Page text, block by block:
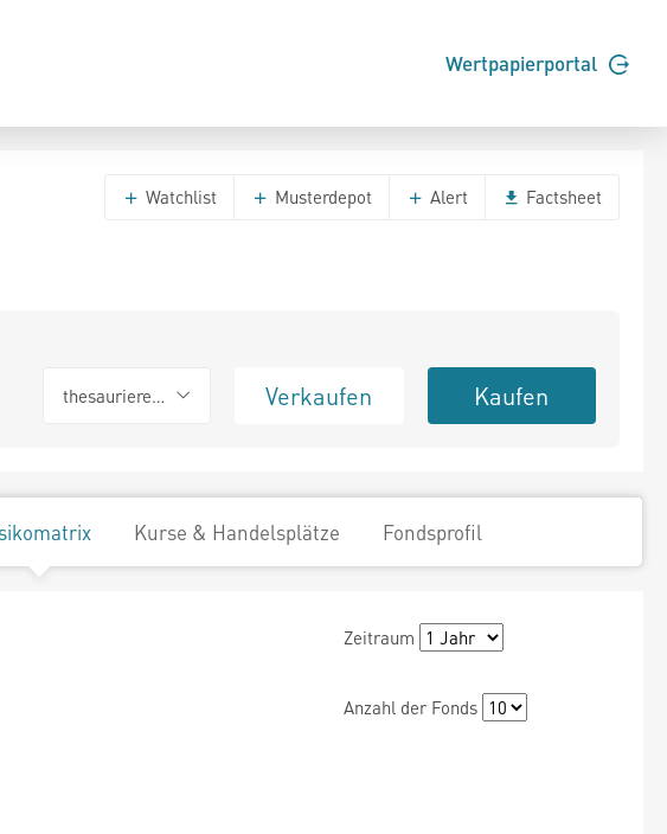
Wertpapierportal
Watchlist Musterdepot Alert Factsheet
thesaurierend Verkaufen Kaufen
Kurse & Handelsplätze Fondsprofil
Zeitraum
Anzahl der Fonds